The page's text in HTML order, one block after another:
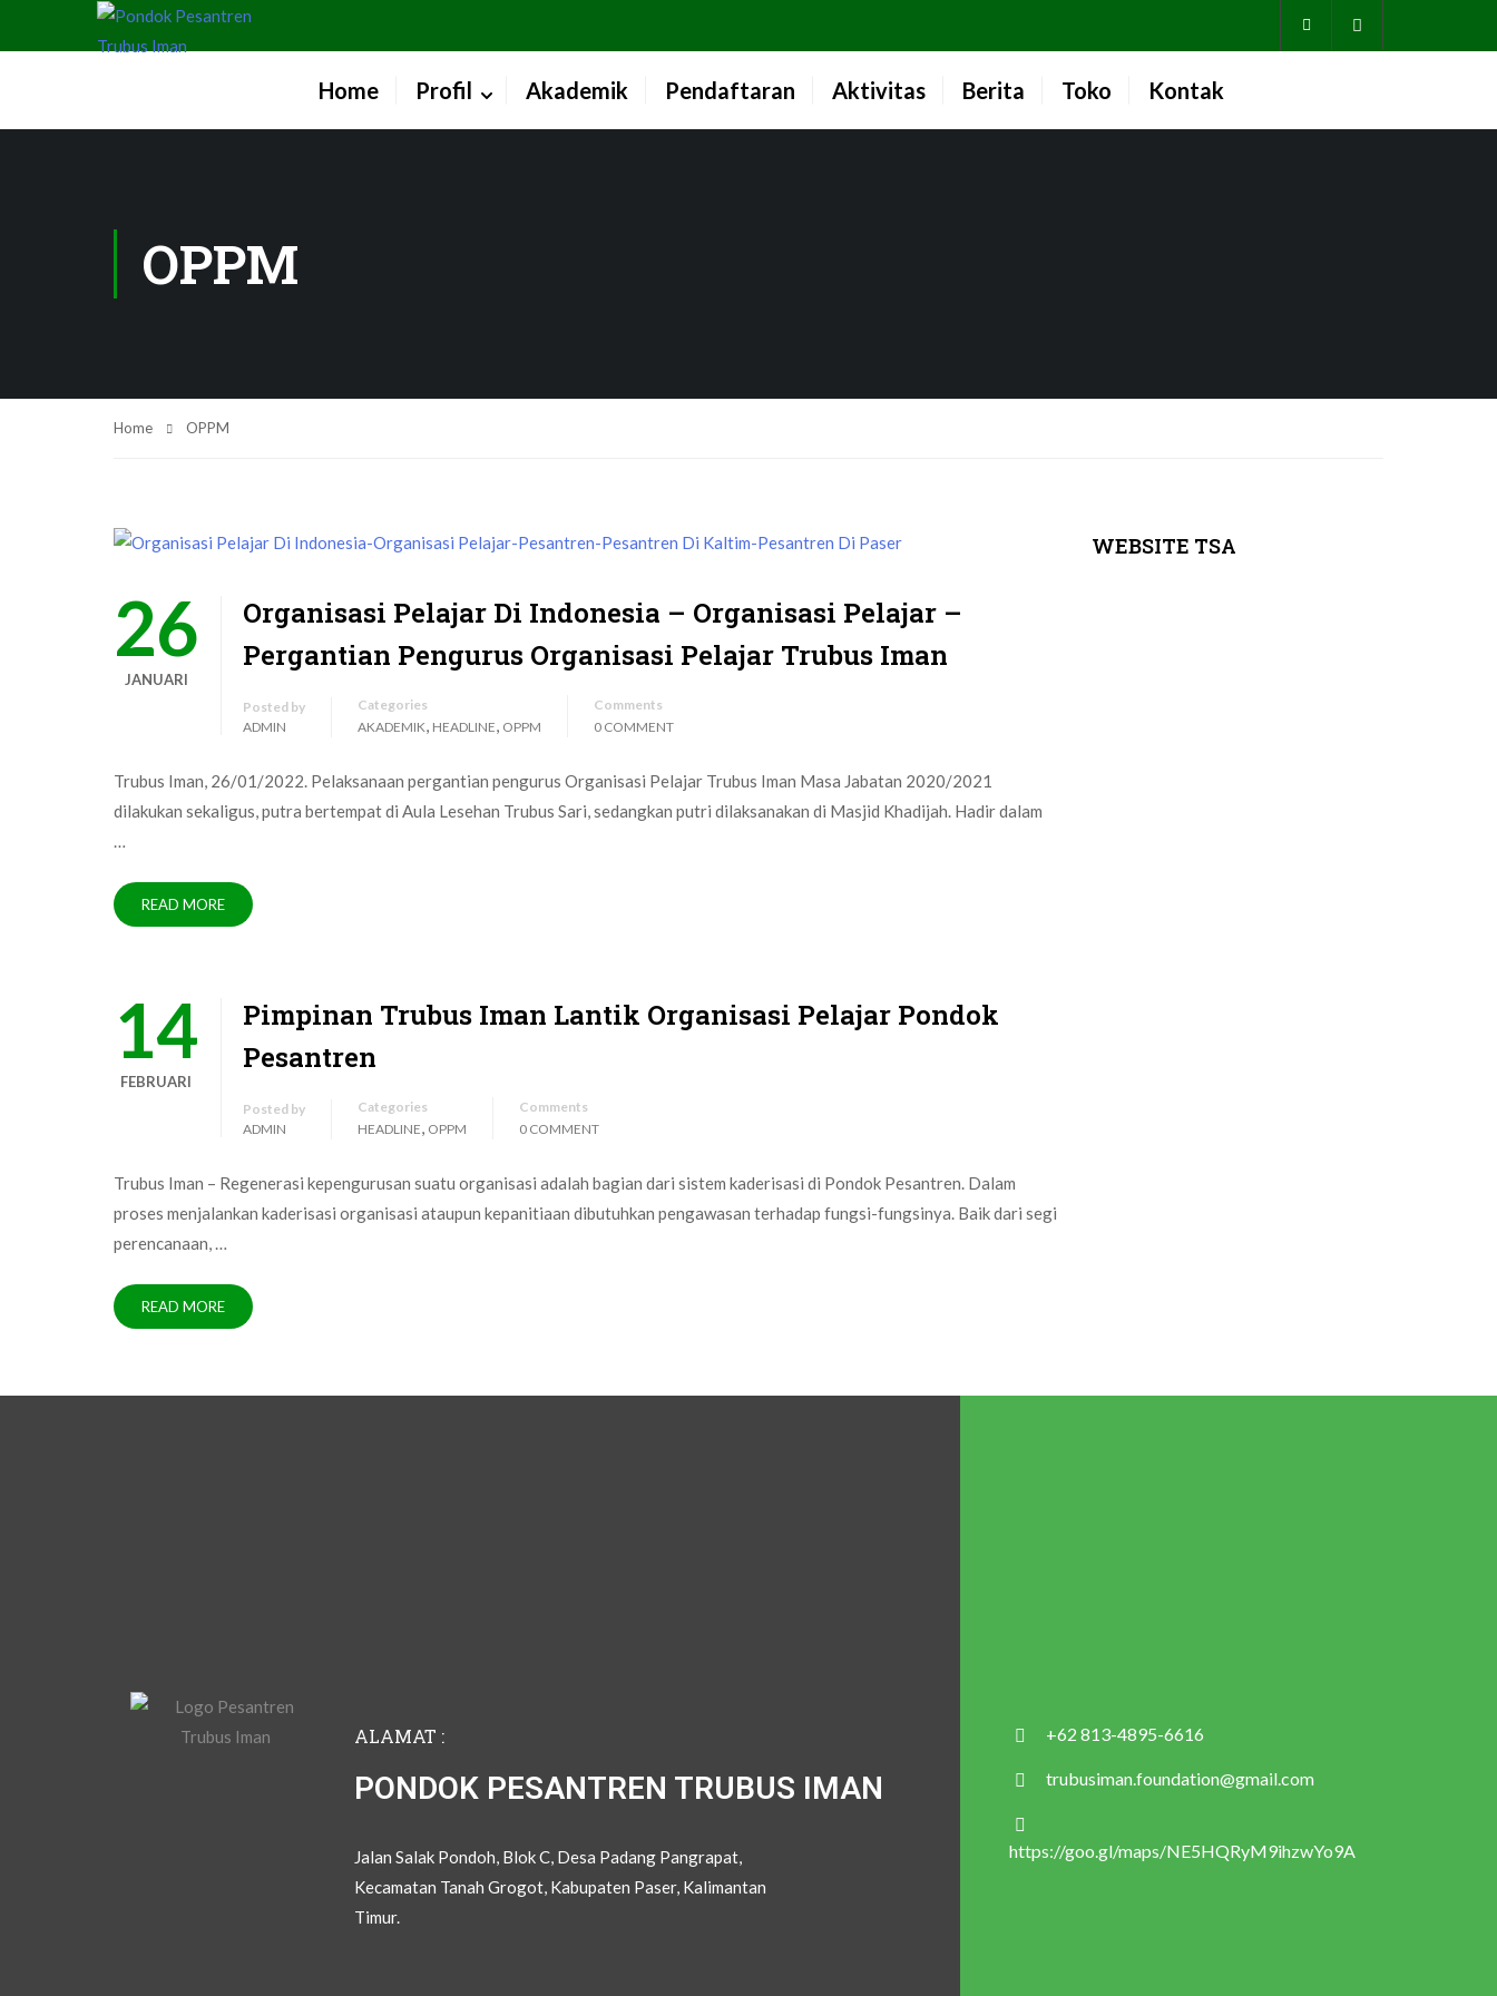
Home Profil Akademik Pendaftaran Aktivitas Berita Toko Kontak
OPPM
Home OPPM
26
JANUARI
Organisasi Pelajar Di Indonesia – Organisasi Pelajar –
Pergantian Pengurus Organisasi Pelajar Trubus Iman
Posted by
ADMIN
Categories
AKADEMIK, HEADLINE, OPPM
Comments
0 COMMENT
Trubus Iman, 26/01/2022. Pelaksanaan pergantian pengurus Organisasi Pelajar Trubus Iman Masa Jabatan 2020/2021
dilakukan sekaligus, putra bertempat di Aula Lesehan Trubus Sari, sedangkan putri dilaksanakan di Masjid Khadijah. Hadir dalam
…
READ MORE
14
FEBRUARI
Pimpinan Trubus Iman Lantik Organisasi Pelajar Pondok
Pesantren
Posted by
ADMIN
Categories
HEADLINE, OPPM
Comments
0 COMMENT
Trubus Iman – Regenerasi kepengurusan suatu organisasi adalah bagian dari sistem kaderisasi di Pondok Pesantren. Dalam
proses menjalankan kaderisasi organisasi ataupun kepanitiaan dibutuhkan pengawasan terhadap fungsi-fungsinya. Baik dari segi
perencanaan, …
READ MORE
WEBSITE TSA
ALAMAT :
PONDOK PESANTREN TRUBUS IMAN
Jalan Salak Pondoh, Blok C, Desa Padang Pangrapat,
Kecamatan Tanah Grogot, Kabupaten Paser, Kalimantan
Timur.
+62 813-4895-6616
trubusiman.foundation@gmail.com
https://goo.gl/maps/NE5HQRyM9ihzwYo9A